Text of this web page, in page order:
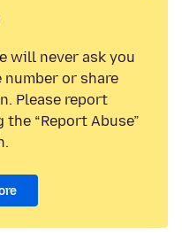
will never ask you
or share
Please report
“Report Abuse”